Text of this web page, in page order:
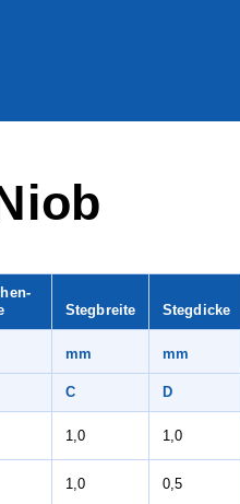
Stegbreite Stegdicke
mm mm
C D
1,0 1,0
1,0 0,5